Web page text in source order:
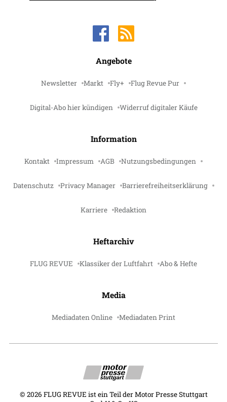
Angebote
Newsletter Markt Fly+ Flug Revue Pur
Digital-Abo hier kündigen Widerruf digitaler Käufe
Information
Kontakt Impressum AGB Nutzungsbedingungen
Datenschutz Privacy Manager Barrierefreiheitserklärung
Karriere Redaktion
Heftarchiv
FLUG REVUE Klassiker der Luftfahrt Abo & Hefte
Media
Mediadaten Online Mediadaten Print
© 2026 FLUG REVUE ist ein Teil der Motor Presse Stuttgart